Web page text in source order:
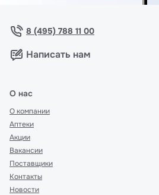
8 (495) 788 11 00
Написать нам
О нас
О компании
Аптеки
Акции
Вакансии
Поставщики
Контакты
Новости